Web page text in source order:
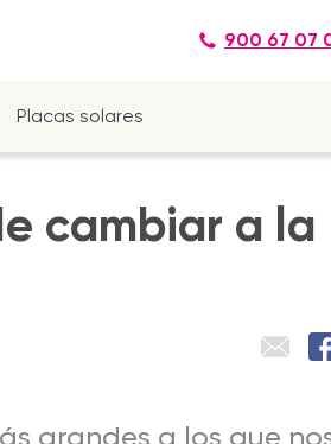
900 67 07
Placas solares
cambiar a la
grandes a los que